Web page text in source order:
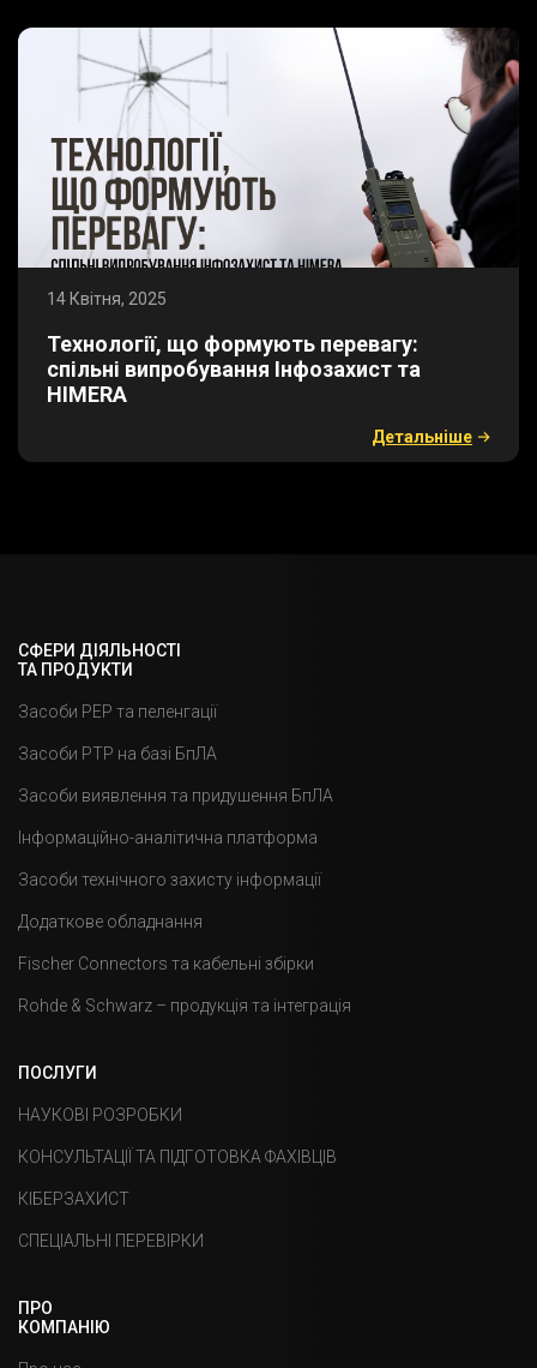
14 Квітня, 2025
​Технології, що формують перевагу:
спільні випробування Інфозахист та
HIMERA
Детальнiше
СФЕРИ ДІЯЛЬНОСТІ
ТА ПРОДУКТИ
Засоби РЕР та пеленгації
Засоби РТР на базі БпЛА
Засоби виявлення та придушення БпЛА
Інформаційно-аналітична платформа
Засоби технічного захисту інформації
Додаткове обладнання
Fischer Connectors та кабельні збірки
Rohde & Schwarz – продукція та інтеграція
ПОСЛУГИ
НАУКОВІ РОЗРОБКИ
КОНСУЛЬТАЦІЇ ТА ПІДГОТОВКА ФАХІВЦІВ
КІБЕРЗАХИСТ
СПЕЦІАЛЬНІ ПЕРЕВІРКИ
ПРО
КОМПАНІЮ